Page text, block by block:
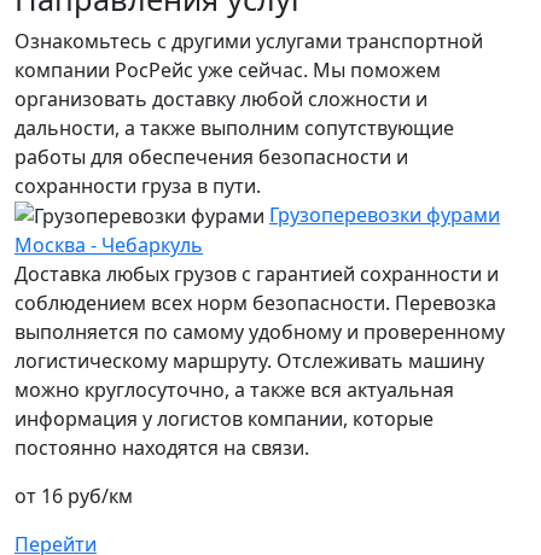
Ознакомьтесь с другими услугами транспортной
компании РосРейс уже сейчас. Мы поможем
организовать доставку любой сложности и
дальности, а также выполним сопутствующие
работы для обеспечения безопасности и
сохранности груза в пути.
Грузоперевозки фурами
Москва - Чебаркуль
Доставка любых грузов с гарантией сохранности и
соблюдением всех норм безопасности. Перевозка
выполняется по самому удобному и проверенному
логистическому маршруту. Отслеживать машину
можно круглосуточно, а также вся актуальная
информация у логистов компании, которые
постоянно находятся на связи.
от 16 руб/км
Перейти